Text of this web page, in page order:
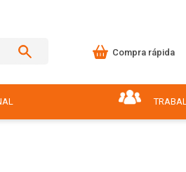
Compra rápida